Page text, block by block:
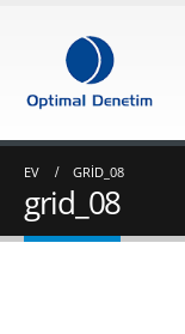
EV GRID_08
grid_08